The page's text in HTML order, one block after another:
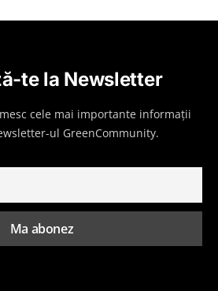
te la Newsletter
cele mai importante informații
ul GreenCommunity.